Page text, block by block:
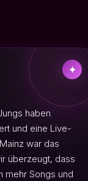
✦
haben
und eine Live-
war das
überzeugt, dass
mehr Songs und